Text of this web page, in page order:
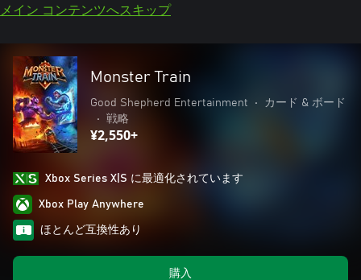
メイン コンテンツへスキップ
Monster Train
Good Shepherd Entertainment •
カード & ボード
•
戦略
¥2,550+
Xbox Series X|S に最適化されています
Xbox Play Anywhere
ほとんど互換性あり
購入